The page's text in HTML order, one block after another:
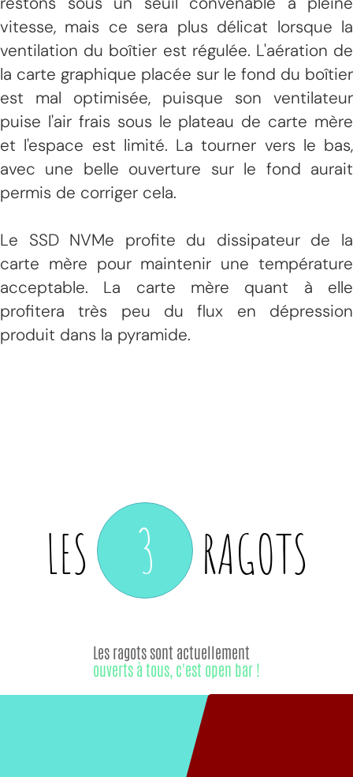
vitesse, mais ce sera plus délicat lorsque la
ventilation du boîtier est régulée. L'aération de
la carte graphique placée sur le fond du boîtier
est mal optimisée, puisque son ventilateur
puise l'air frais sous le plateau de carte mère
et l'espace est limité. La tourner vers le bas,
avec une belle ouverture sur le fond aurait
permis de corriger cela.
Le SSD NVMe profite du dissipateur de la
carte mère pour maintenir une température
acceptable. La carte mère quant à elle
profitera très peu du flux en dépression
produit dans la pyramide.
LES 3 RAGOTS
Les ragots sont actuellement
ouverts à tous, c'est open bar !